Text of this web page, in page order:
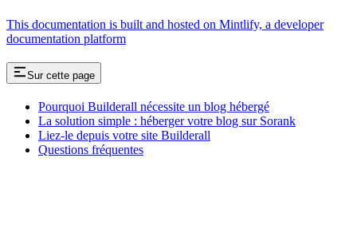
This documentation is built and hosted on Mintlify, a developer
documentation platform
Sur cette page
Pourquoi Builderall nécessite un blog hébergé
La solution simple : héberger votre blog sur Sorank
Liez-le depuis votre site Builderall
Questions fréquentes